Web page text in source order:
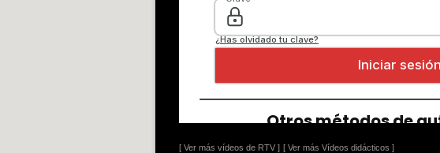
[ Ver más vídeos de RTV ] [ Ver más Vídeos didácticos ]